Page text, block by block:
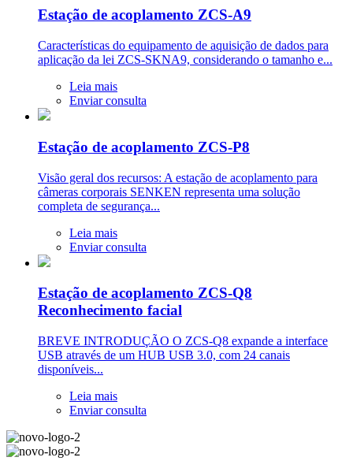
Estação de acoplamento ZCS-A9
Características do equipamento de aquisição de dados para
aplicação da lei ZCS-SKNA9, considerando o tamanho e...
Leia mais
Enviar consulta
Estação de acoplamento ZCS-P8
Visão geral dos recursos: A estação de acoplamento para
câmeras corporais SENKEN representa uma solução
completa de segurança...
Leia mais
Enviar consulta
Estação de acoplamento ZCS-Q8
Reconhecimento facial
BREVE INTRODUÇÃO O ZCS-Q8 expande a interface
USB através de um HUB USB 3.0, com 24 canais
disponíveis...
Leia mais
Enviar consulta